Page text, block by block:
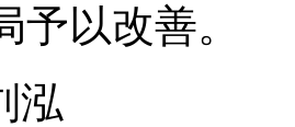
予以改善。
泓